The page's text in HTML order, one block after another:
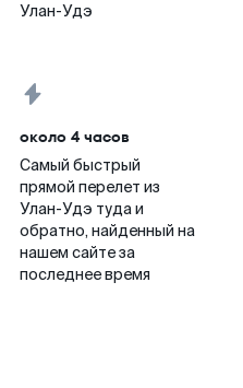
Улан-Удэ
около 4 часов
Самый быстрый
прямой перелет из
Улан-Удэ туда и
обратно, найденный на
нашем сайте за
последнее время